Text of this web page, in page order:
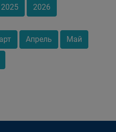
2025 2026
Апрель Май